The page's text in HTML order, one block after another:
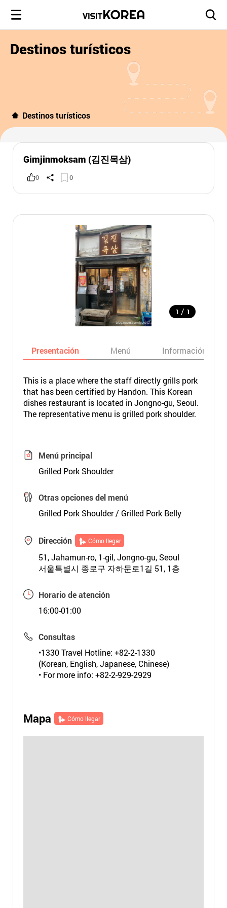
Destinos turísticos
Destinos turísticos
Gimjinmoksam (김진목삼)
0 0
1 / 1
Presentación Menú Información
This is a place where the staff directly grills pork
that has been certified by Handon. This Korean
dishes restaurant is located in Jongno-gu, Seoul.
The representative menu is grilled pork shoulder.
Menú principal
Grilled Pork Shoulder
Otras opciones del menú
Grilled Pork Shoulder / Grilled Pork Belly
Dirección Cómo llegar
51, Jahamun-ro, 1-gil, Jongno-gu, Seoul
서울특별시 종로구 자하문로1길 51, 1층
Horario de atención
16:00-01:00
Consultas
•1330 Travel Hotline: +82-2-1330
(Korean, English, Japanese, Chinese)
• For more info: +82-2-929-2929
Mapa Cómo llegar